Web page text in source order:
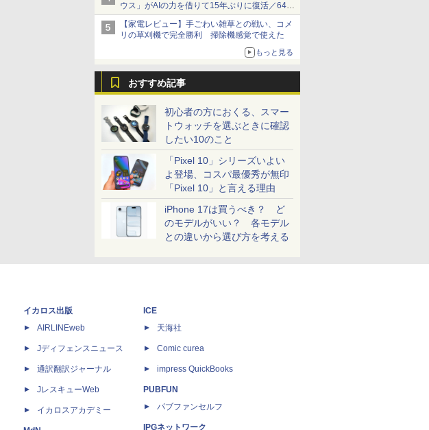
ウス」がAIの力を借りて15年ぶりに復活／64bit
化、Windows 10/11、「Chrome」も走り回
る。復活記念で2026年末まで500円
【家電レビュー】手ごわい雑草との戦い、コメ
リの草刈機で完全勝利 掃除機感覚で使えた
もっと見る
おすすめ記事
初心者の方におくる、スマー
トウォッチを選ぶときに確認
したい10のこと
「Pixel 10」シリーズいよい
よ登場、コスパ最優秀が無印
「Pixel 10」と言える理由
iPhone 17は買うべき？ ど
のモデルがいい？ 各モデル
との違いから選び方を考える
イカロス出版
AIRLINEweb
Jディフェンスニュース
通訳翻訳ジャーナル
JレスキューWeb
イカロスアカデミー
ICE
天海社
Comic curea
impress QuickBooks
PUBFUN
パブファンセルフ
IPGネットワーク